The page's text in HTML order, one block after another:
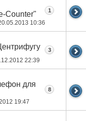
Counter"
10:36
1
22:39
3
для
19:47
8